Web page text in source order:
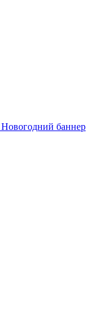
Новогодний баннер